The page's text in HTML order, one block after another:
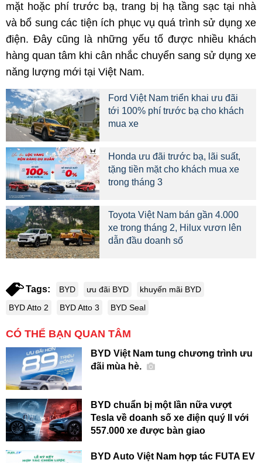
mặt hoặc phí trước bạ, trang bị hạ tầng sạc tại nhà
và bổ sung các tiện ích phục vụ quá trình sử dụng xe
điện. Đây cũng là những yếu tố được nhiều khách
hàng quan tâm khi cân nhắc chuyển sang sử dụng xe
năng lượng mới tại Việt Nam.
Ford Việt Nam triển khai ưu đãi
tới 100% phí trước bạ cho khách
mua xe
Honda ưu đãi trước bạ, lãi suất,
tặng tiền mặt cho khách mua xe
trong tháng 3
Toyota Việt Nam bán gần 4.000
xe trong tháng 2, Hilux vươn lên
dẫn đầu doanh số
Tags: BYD ưu đãi BYD
khuyến mãi BYD
BYD Atto 2
BYD Atto 3 BYD Seal
CÓ THỂ BẠN QUAN TÂM
BYD Việt Nam tung chương trình ưu
đãi mùa hè.
BYD chuẩn bị một lần nữa vượt
Tesla về doanh số xe điện quý II với
557.000 xe được bàn giao
BYD Auto Việt Nam hợp tác FUTA EV